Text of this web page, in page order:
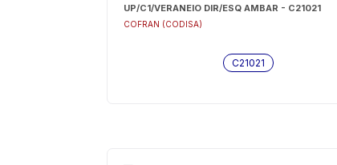
UP/C1/VERANEIO DIR/ESQ AMBAR - C21021
COFRAN (CODISA)
C21021